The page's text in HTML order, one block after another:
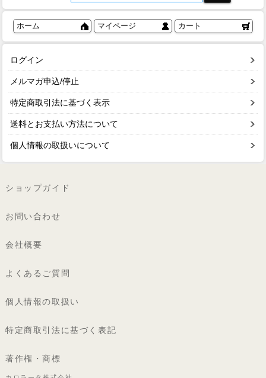
ホーム マイページ カート
ログイン
メルマガ申込/停止
特定商取引法に基づく表示
送料とお支払い方法について
個人情報の取扱いについて
ショップガイド
お問い合わせ
会社概要
よくあるご質問
個人情報の取扱い
特定商取引法に基づく表記
著作権・商標